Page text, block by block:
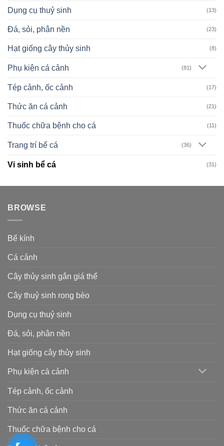
Dụng cụ thuỷ sinh (13)
Đá, sỏi, phân nền (23)
Hạt giống cây thủy sinh (8)
Phụ kiện cá cảnh (81)
Tép cảnh, ốc cảnh (17)
Thức ăn cá cảnh (21)
Thuốc chữa bệnh cho cá (11)
Trang trí bể cá (36)
Vi sinh bể cá (31)
BROWSE
Bể kính
Cá cảnh
Cây thủy sinh gắn giá thể
Cây thuỷ sinh rong bèo
Dụng cụ thuỷ sinh
Đá, sỏi, phân nền
Hạt giống cây thủy sinh
Phụ kiện cá cảnh
Tép cảnh, ốc cảnh
Thức ăn cá cảnh
Thuốc chữa bệnh cho cá